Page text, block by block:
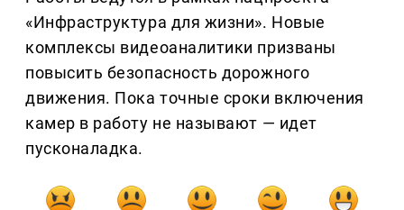
«Инфраструктура для жизни». Новые
комплексы видеоаналитики призваны
повысить безопасность дорожного
движения. Пока точные сроки включения
камер в работу не называют — идет
пусконаладка.